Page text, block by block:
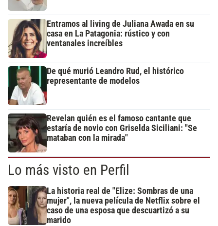
Entramos al living de Juliana Awada en su
casa en La Patagonia: rústico y con
ventanales increíbles
De qué murió Leandro Rud, el histórico
representante de modelos
Revelan quién es el famoso cantante que
estaría de novio con Griselda Siciliani: "Se
mataban con la mirada"
Lo más visto en Perfil
La historia real de "Elize: Sombras de una
mujer", la nueva película de Netflix sobre el
caso de una esposa que descuartizó a su
marido